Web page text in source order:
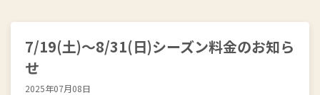
7/19(土)～8/31(日)シーズン料金のお知ら
せ
2025年07月08日